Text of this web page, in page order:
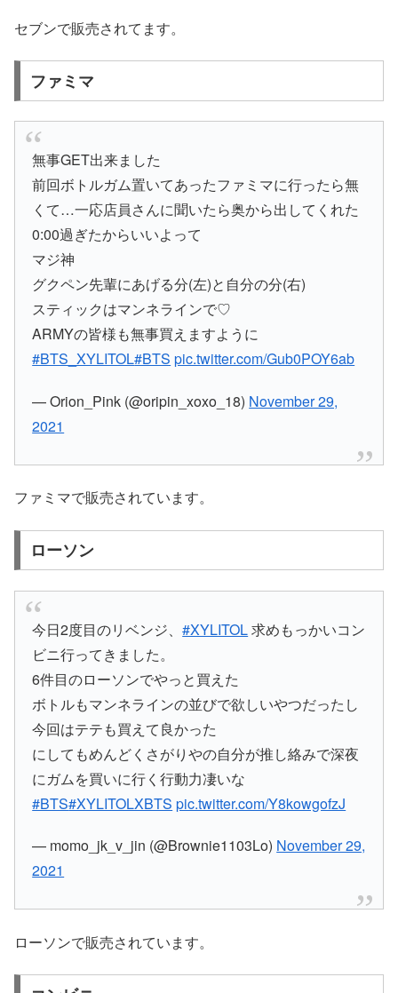
セブンで販売されてます。
ファミマ
無事GET出来ました
前回ボトルガム置いてあったファミマに行ったら無
くて…一応店員さんに聞いたら奥から出してくれた
0:00過ぎたからいいよって
マジ神
グクペン先輩にあげる分(左)と自分の分(右)
スティックはマンネラインで♡
ARMYの皆様も無事買えますように
#BTS_XYLITOL#BTS pic.twitter.com/Gub0POY6ab
— Orion_Pink (@oripin_xoxo_18) November 29,
2021
ファミマで販売されています。
ローソン
今日2度目のリベンジ、#XYLITOL求めもっかいコン
ビニ行ってきました。
6件目のローソンでやっと買えた
ボトルもマンネラインの並びで欲しいやつだったし
今回はテテも買えて良かった
にしてもめんどくさがりやの自分が推し絡みで深夜
にガムを買いに行く行動力凄いな
#BTS#XYLITOLXBTS pic.twitter.com/Y8kowgofzJ
— momo_jk_v_jin (@Brownie1103Lo) November 29,
2021
ローソンで販売されています。